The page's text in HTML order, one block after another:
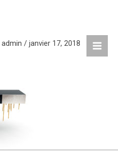
admin / janvier 17, 2018